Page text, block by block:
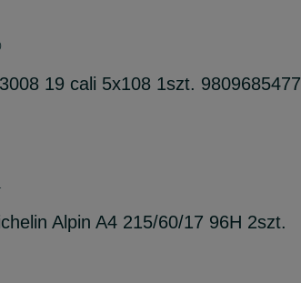
19 cali 5x108 1szt. 9809685477
Alpin A4 215/60/17 96H 2szt.